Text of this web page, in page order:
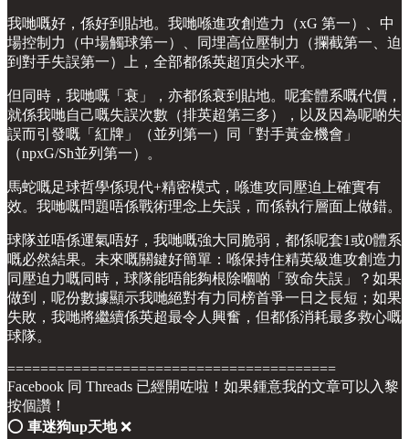
我哋嘅好，係好到貼地。我哋喺進攻創造力（xG 第一）、中
場控制力（中場觸球第一）、同埋高位壓制力（攔截第一、迫
到對手失誤第一）上，全部都係英超頂尖水平。
但同時，我哋嘅「衰」，亦都係衰到貼地。呢套體系嘅代價，
就係我哋自己嘅失誤次數（排英超第三多），以及因為呢啲失
誤而引發嘅「紅牌」（並列第一）同「對手黃金機會」
（npxG/Sh並列第一）。
馬蛇嘅足球哲學係現代+精密模式，喺進攻同壓迫上確實有
效。我哋嘅問題唔係戰術理念上失誤，而係執行層面上做錯。
球隊並唔係運氣唔好，我哋嘅強大同脆弱，都係呢套1或0體系
嘅必然結果。未來嘅關鍵好簡單：喺保持住精英級進攻創造力
同壓迫力嘅同時，球隊能唔能夠根除嗰啲「致命失誤」？如果
做到，呢份數據顯示我哋絕對有力同榜首爭一日之長短；如果
失敗，我哋將繼續係英超最令人興奮，但都係消耗最多救心嘅
球隊。
========================================
Facebook 同 Threads 已經開咗啦！如果鍾意我的文章可以入黎
按個讚！
⭕️ 車迷狗up天地❌